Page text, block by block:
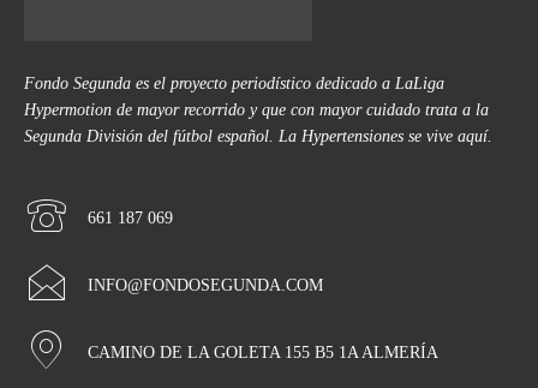
Fondo Segunda es el proyecto periodístico dedicado a LaLiga
Hypermotion de mayor recorrido y que con mayor cuidado trata a la
Segunda División del fútbol español. La Hypertensiones se vive aquí.
661 187 069
INFO@FONDOSEGUNDA.COM
CAMINO DE LA GOLETA 155 B5 1A ALMERÍA